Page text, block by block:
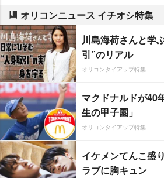
オリコンニュース イチオシ特集
川島海荷さんと学
引”のリアル
オリコンタイアップ特集
マクドナルドが40
生の甲子園」
オリコンタイアップ特集
イケメンてんこ盛
ラブに胸キュン